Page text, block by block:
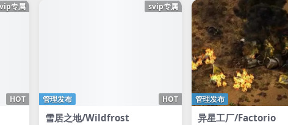
专属
HOT
svip专属
HOT
管理发布
雪居之地/Wildfrost
管理发布
异星工厂/Factorio